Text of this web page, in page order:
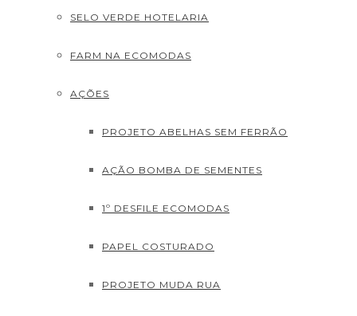
SELO VERDE HOTELARIA
FARM NA ECOMODAS
AÇÕES
PROJETO ABELHAS SEM FERRÃO
AÇÃO BOMBA DE SEMENTES
1º DESFILE ECOMODAS
PAPEL COSTURADO
PROJETO MUDA RUA